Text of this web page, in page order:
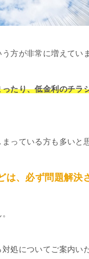
方が非常に増えてい
たり、低金利のチラ
っている方も多いと
、必ず問題解決
処についてご案内い